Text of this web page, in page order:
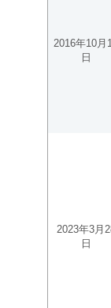
2016年10月
日
2023年3月
日